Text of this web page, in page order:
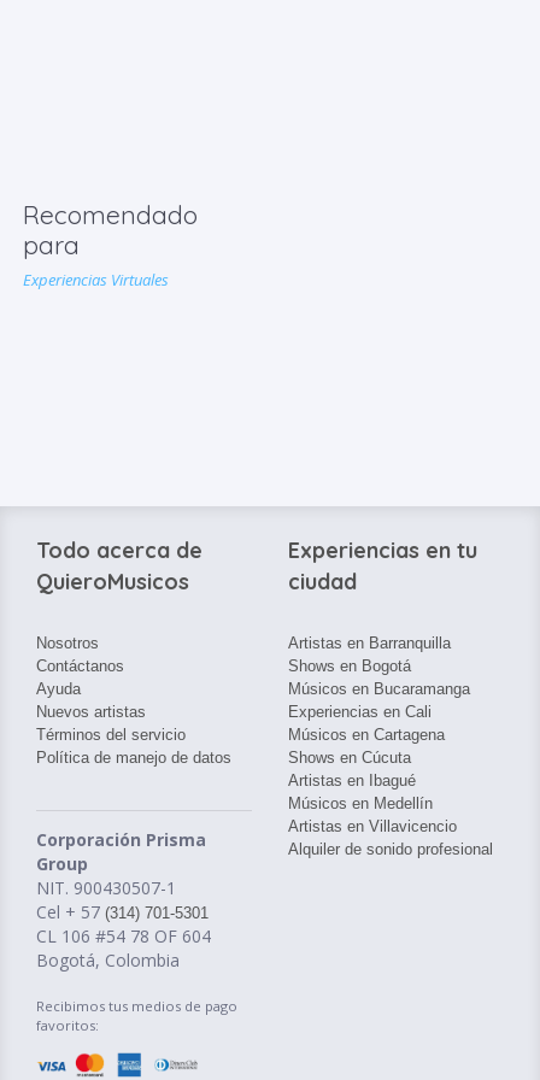
Recomendado
para
Experiencias Virtuales
Todo acerca de
QuieroMusicos
Nosotros
Contáctanos
Ayuda
Nuevos artistas
Términos del servicio
Política de manejo de datos
Corporación Prisma
Group
NIT. 900430507-1
Cel + 57 (314) 701-5301
CL 106 #54 78 OF 604
Bogotá, Colombia
Recibimos tus medios de pago
favoritos:
Experiencias en tu
ciudad
Artistas en Barranquilla
Shows en Bogotá
Músicos en Bucaramanga
Experiencias en Cali
Músicos en Cartagena
Shows en Cúcuta
Artistas en Ibagué
Músicos en Medellín
Artistas en Villavicencio
Alquiler de sonido profesional